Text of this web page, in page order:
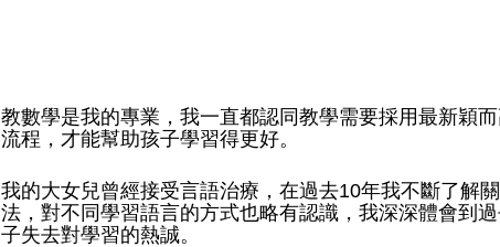
教數學是我的專業，我一直都認同教學需要採用最新穎
流程，才能幫助孩子學習得更好。
我的大女兒曾經接受言語治療，在過去10年我不斷了解
法，對不同學習語言的方式也略有認識，我深深體會到
子失去對學習的熱誠。